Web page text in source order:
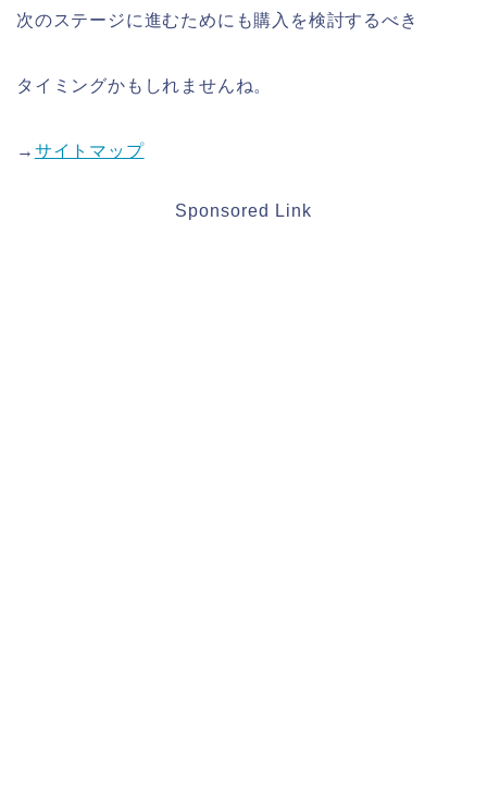
次のステージに進むためにも購入を検討するべき
タイミングかもしれませんね。
→ サイトマップ
Sponsored Link